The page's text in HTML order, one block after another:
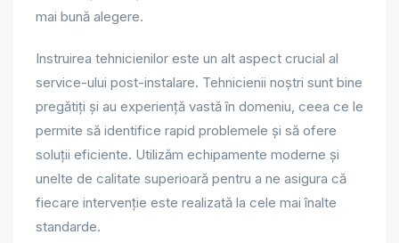
mai bună alegere.
Instruirea tehnicienilor este un alt aspect crucial al
service-ului post-instalare. Tehnicienii noștri sunt bine
pregătiți și au experiență vastă în domeniu, ceea ce le
permite să identifice rapid problemele și să ofere
soluții eficiente. Utilizăm echipamente moderne și
unelte de calitate superioară pentru a ne asigura că
fiecare intervenție este realizată la cele mai înalte
standarde.